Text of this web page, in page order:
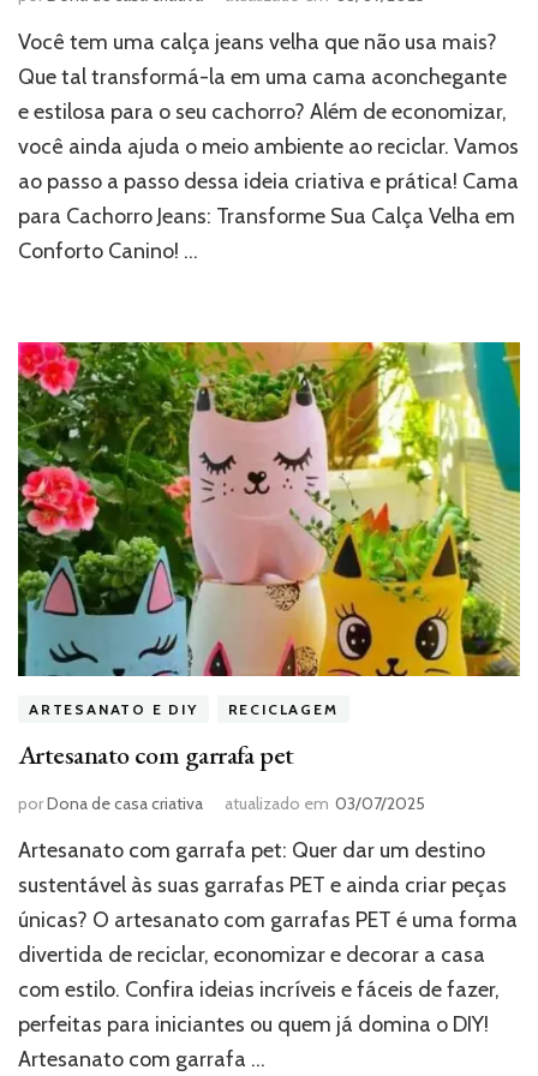
Você tem uma calça jeans velha que não usa mais?
Que tal transformá-la em uma cama aconchegante
e estilosa para o seu cachorro? Além de economizar,
você ainda ajuda o meio ambiente ao reciclar. Vamos
ao passo a passo dessa ideia criativa e prática! Cama
para Cachorro Jeans: Transforme Sua Calça Velha em
Conforto Canino! …
ARTESANATO E DIY RECICLAGEM
Artesanato com garrafa pet
porDona de casa criativa atualizado em 03/07/2025
Artesanato com garrafa pet: Quer dar um destino
sustentável às suas garrafas PET e ainda criar peças
únicas? O artesanato com garrafas PET é uma forma
divertida de reciclar, economizar e decorar a casa
com estilo. Confira ideias incríveis e fáceis de fazer,
perfeitas para iniciantes ou quem já domina o DIY!
Artesanato com garrafa …